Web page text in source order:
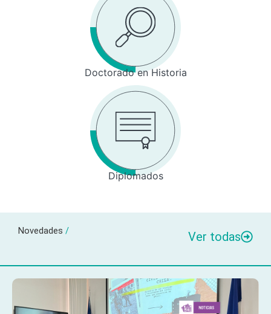
Doctorado en Historia
Diplomados
Novedades / Ver todas